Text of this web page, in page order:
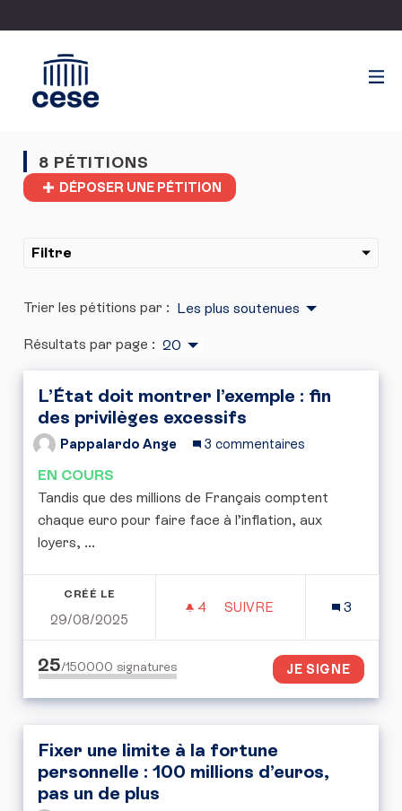
8 PÉTITIONS
DÉPOSER UNE PÉTITION
Filtre
Trier les pétitions par : Les plus soutenues
Résultats par page : 20
L’État doit montrer l’exemple : fin
des privilèges excessifs
Pappalardo Ange 3 commentaires
EN COURS
Tandis que des millions de Français comptent
chaque euro pour faire face à l’inflation, aux
loyers, ...
CRÉÉ LE
29/08/2025
4 4 ABONNÉS
SUIVRE
3
25/150000 signatures JE SIGNE
Fixer une limite à la fortune
personnelle : 100 millions d’euros,
pas un de plus